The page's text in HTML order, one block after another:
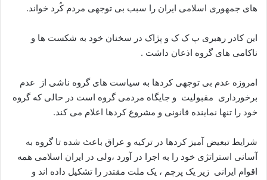
های جمهوری اسلامی ایران را سبب بی توجهی مردم کُرد خواند.
این کادر رهبری پ ک ک و پژاک در سخنان خود به شکست ها و
ناکامی های گروه اذعان داشت .
امروزه عدم بی توجهی کردها به سیاست های گروه ناشی از عدم
برخورداری مقبولیت و جایگاه مردمی گروه است در حالی که گروه
خود را تنها نماینده قانونی و مشروع کردها اعلام می کند.
شرایط تبعیض آمیز کردها در ترکیه و عراق باعث شده تا گروه به
آسانی استراتژی خود را به اجرا در آورد ،ولی در ایران اسلامی همه
اقوام ایرانی زیر یک پرچم ، یک ملت مقتدر را تشکیل داده اند و